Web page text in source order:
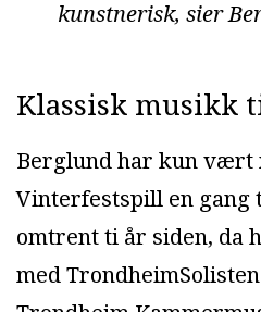
kunstnerisk, sier
Klassisk musikk
Berglund har kun vært
Vinterfestspill en
omtrent ti år siden, da
med